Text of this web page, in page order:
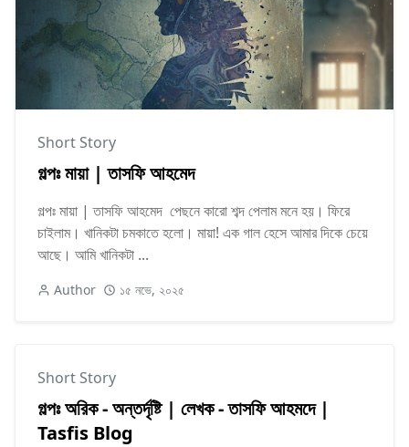
Short Story
গল্পঃ মায়া | তাসফি আহমেদ
গল্পঃ মায়া | তাসফি আহমেদ পেছনে কারো শব্দ পেলাম মনে হয়। ফিরে
চাইলাম। খানিকটা চমকাতে হলো। মায়া! এক গাল হেসে আমার দিকে চেয়ে
আছে। আমি খানিকটা ...
Author ১৫ নভে, ২০২৫
Short Story
গল্পঃ অরিক - অন্তর্দৃষ্টি | লেখক - তাসফি আহমদে |
Tasfis Blog